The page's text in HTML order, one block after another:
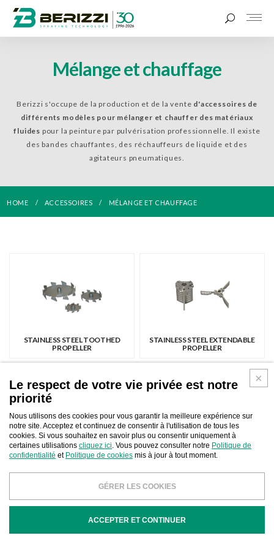
Mélange et chauffage
Berizzi s'occupe de la production et de la vente d'accessoires de
différents modèles pour mélanger et chauffer des matériaux
fluides pour la peinture par pulvérisation professionnelle. Il existe
des bandes chauffantes, des réchauffeurs de liquide et des
agitateurs pneumatiques.
HOME ACCESSOIRES MÉLANGE ET CHAUFFAGE
STAINLESS STEEL TOOTHED
PROPELLER
STAINLESS STEEL EXTENDABLE
PROPELLER
STAINLESS STEEL PROPELLER PNEUMATIC STIRRER MOTOR
Le respect de votre vie privée est notre
priorité
Nous utilisons des cookies pour vous garantir la meilleure expérience sur
notre site. Acceptez et continuez de consentir à l'utilisation de tous les
cookies. Si vous souhaitez en savoir plus ou consentir uniquement à
certaines utilisations cliquez ici. Vous pouvez consulter notre Politique de
confidentialité et Politique de cookies mis à jour à tout moment.
GÉRER LES COOKIES
ACCEPTER ET CONTINUER